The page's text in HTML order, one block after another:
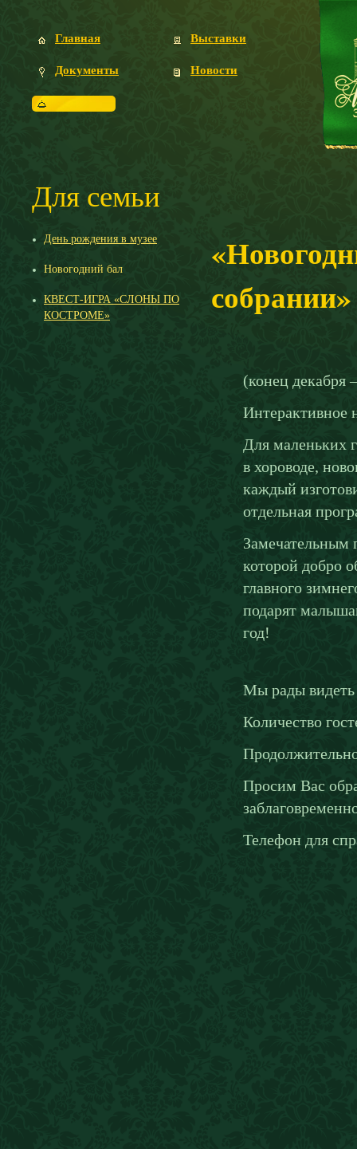
Главная
Документы
Посетителям
Выставки
Новости
Для семьи
День рождения в музее
Новогодний бал
КВЕСТ-ИГРА «СЛОНЫ ПО
КОСТРОМЕ»
собрании»
(конец декабря
Интерактивное
Для маленьких
в хороводе,
каждый
отдельная
Замечательным
которой добро
главного
подарят
год!
Мы рады видеть
Количество
Просим Вас
Телефон для